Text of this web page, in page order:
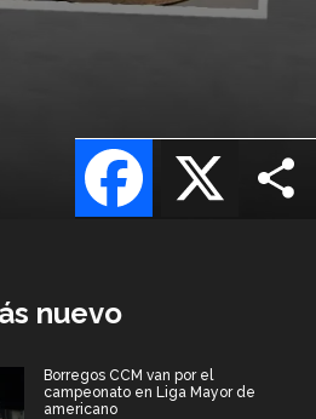
X
Facebook
nuevo
Borregos CCM van por el
campeonato en Liga Mayor de
americano